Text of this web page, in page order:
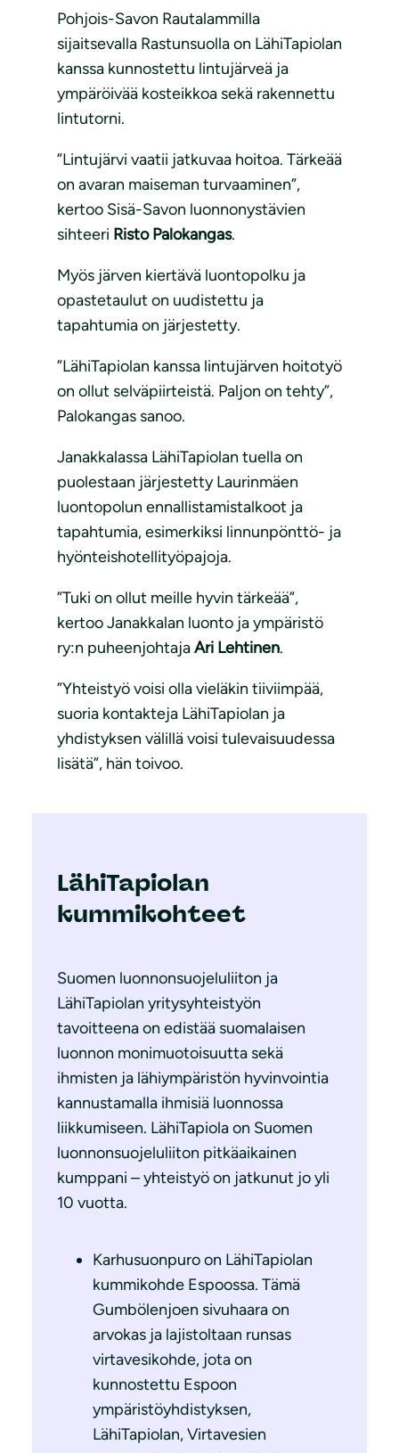
Pohjois-Savon Rautalammilla
sijaitsevalla Rastunsuolla on LähiTapiolan
kanssa kunnostettu lintujärveä ja
ympäröivää kosteikkoa sekä rakennettu
lintutorni.
”Lintujärvi vaatii jatkuvaa hoitoa. Tärkeää
on avaran maiseman turvaaminen”,
kertoo Sisä-Savon luonnonystävien
sihteeri Risto Palokangas.
Myös järven kiertävä luontopolku ja
opastetaulut on uudistettu ja
tapahtumia on järjestetty.
”LähiTapiolan kanssa lintujärven hoitotyö
on ollut selväpiirteistä. Paljon on tehty”,
Palokangas sanoo.
Janakkalassa LähiTapiolan tuella on
puolestaan järjestetty Laurinmäen
luontopolun ennallistamistalkoot ja
tapahtumia, esimerkiksi linnunpönttö- ja
hyönteishotellityöpajoja.
”Tuki on ollut meille hyvin tärkeää”,
kertoo Janakkalan luonto ja ympäristö
ry:n puheenjohtajaAri Lehtinen.
”Yhteistyö voisi olla vieläkin tiiviimpää,
suoria kontakteja LähiTapiolan ja
yhdistyksen välillä voisi tulevaisuudessa
lisätä”, hän toivoo.
LähiTapiolan
kummikohteet
Suomen luonnonsuojeluliiton ja
LähiTapiolan yritysyhteistyön
tavoitteena on edistää suomalaisen
luonnon monimuotoisuutta sekä
ihmisten ja lähiympäristön hyvinvointia
kannustamalla ihmisiä luonnossa
liikkumiseen. LähiTapiola on Suomen
luonnonsuojeluliiton pitkäaikainen
kumppani – yhteistyö on jatkunut jo yli
10 vuotta.
Karhusuonpuro on LähiTapiolan
kummikohde Espoossa. Tämä
Gumbölenjoen sivuhaara on
arvokas ja lajistoltaan runsas
virtavesikohde, jota on
kunnostettu Espoon
ympäristöyhdistyksen,
LähiTapiolan, Virtavesien